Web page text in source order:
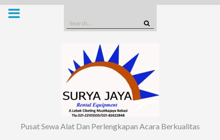
Skip
Search
for:
Pusat Sewa Alat Dan Perlengkapan Acara Berkualitas